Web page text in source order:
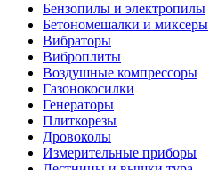
Бензопилы и электропилы
Бетономешалки и миксеры
Вибраторы
Виброплиты
Воздушные компрессоры
Газонокосилки
Генераторы
Плиткорезы
Дровоколы
Измерительные приборы